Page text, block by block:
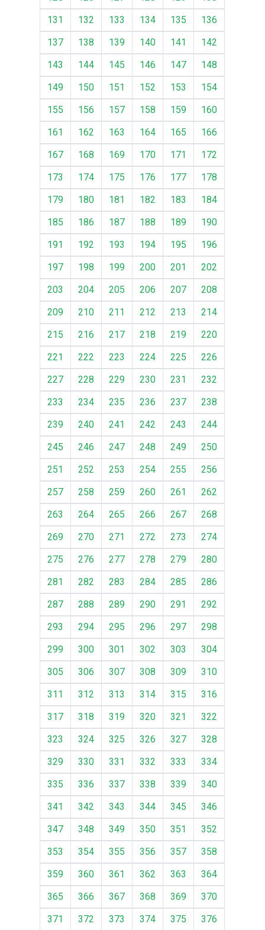
131
132 133 134 135
136
137
138 139 140 141
142
143
144 145 146 147
148
149
150 151 152 153
154
155
156 157 158 159
160
161
162 163 164 165
166
167
168 169 170 171
172
173
174 175 176 177
178
179
180 181 182 183
184
185
186 187 188 189
190
191
192 193 194 195
196
197
198 199 200 201
202
203
204 205 206 207
208
209
210 211 212 213
214
215
216 217 218 219
220
221
222 223 224 225
226
227
228 229 230 231
232
233
234 235 236 237
238
239
240 241 242 243
244
245
246 247 248 249
250
251
252 253 254 255
256
257
258 259 260 261
262
263
264 265 266 267
268
269
270 271 272 273
274
275
276 277 278 279
280
281
282 283 284 285
286
287
288 289 290 291
292
293
294 295 296 297
298
299
300 301 302 303
304
305
306 307 308 309
310
311
312 313 314 315
316
317
318 319 320 321
322
323
324 325 326 327
328
329
330 331 332 333
334
335
336 337 338 339
340
341
342 343 344 345
346
347
348 349 350 351
352
353
354 355 356 357
358
359
360 361 362 363
364
365
366 367 368 369
370
371
372 373 374 375 376